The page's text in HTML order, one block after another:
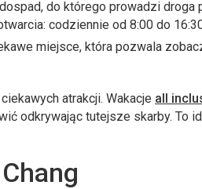
do którego prowadzi droga
codziennie od 8:00 do
miejsce, która pozwala
atrakcji. Wakacje all
odkrywając tutejsze skarby. To